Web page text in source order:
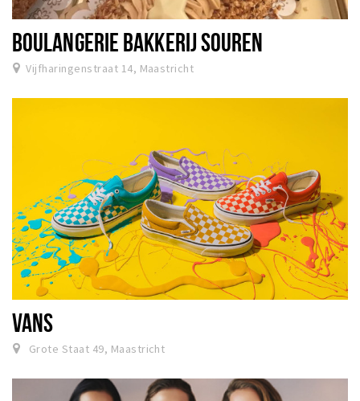
BOULANGERIE BAKKERIJ SOUREN
Vijfharingenstraat 14, Maastricht
VANS
Grote Staat 49, Maastricht